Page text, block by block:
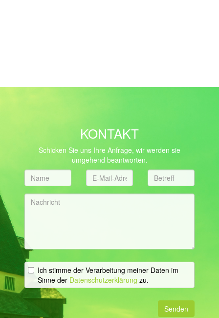
KONTAKT
Schicken Sie uns Ihre Anfrage, wir werden sie
umgehend beantworten.
Ich stimme der Verarbeitung meiner Daten im
Sinne der Datenschutzerklärung zu.
Senden